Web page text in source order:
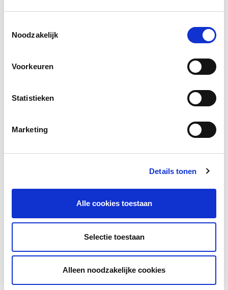
Noodzakelijk
Voorkeuren
Statistieken
Marketing
Details tonen
Alle cookies toestaan
Selectie toestaan
Alleen noodzakelijke cookies
The Chatterbox